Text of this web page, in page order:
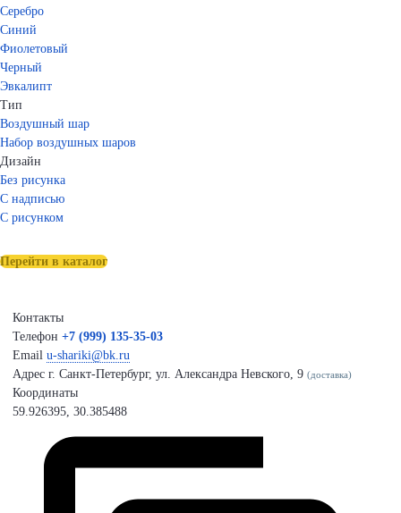
Серебро
Синий
Фиолетовый
Черный
Эвкалипт
Тип
Воздушный шар
Набор воздушных шаров
Дизайн
Без рисунка
С надписью
С рисунком
Перейти в каталог
Контакты
Телефон +7 (999) 135-35-03
Email u-shariki@bk.ru
Адрес г. Санкт-Петербург, ул. Александра Невского, 9 (доставка)
Координаты
59.926395, 30.385488